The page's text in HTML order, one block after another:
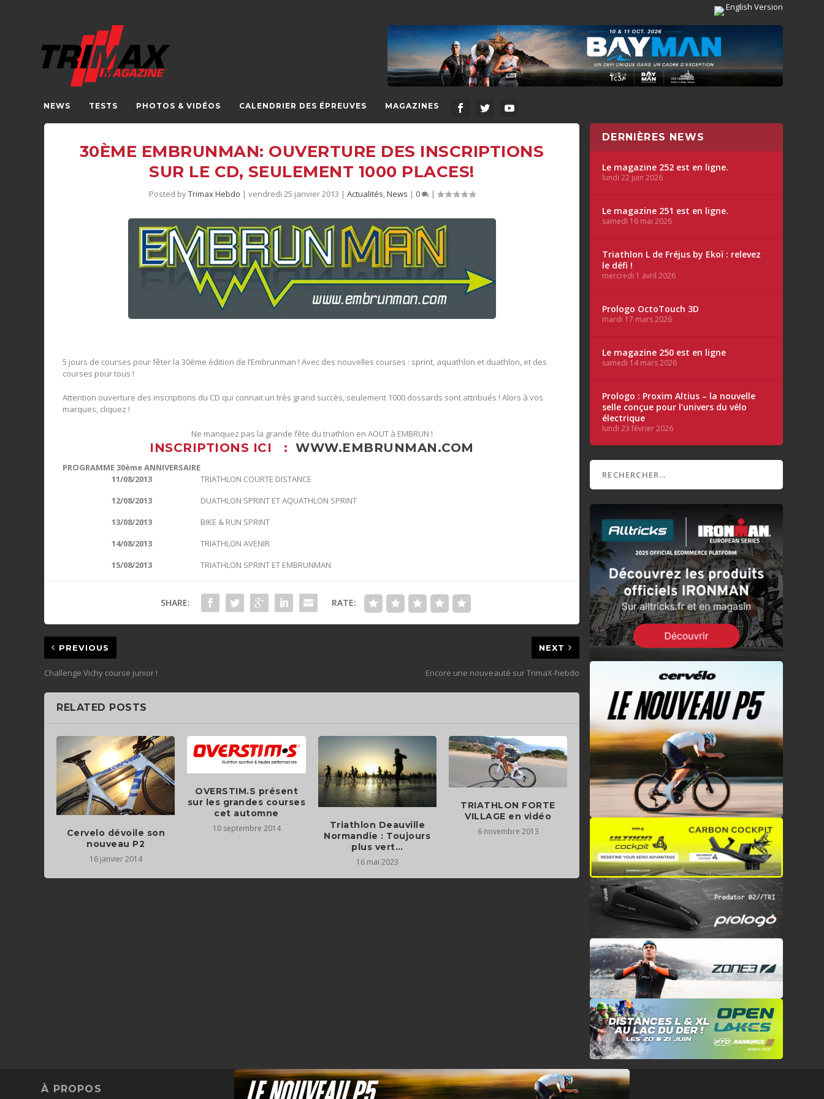
English Version
NEWS TESTS PHOTOS & VIDÉOS CALENDRIER DES ÉPREUVES MAGAZINES
30ÈME EMBRUNMAN: OUVERTURE DES INSCRIPTIONS
SUR LE CD, SEULEMENT 1000 PLACES!
Posted byTrimax Hebdo | vendredi 25 janvier 2013 | Actualités,News | 0 |
5 jours de courses pour fêter la 30ème édition de l’Embrunman ! Avec des nouvelles courses : sprint, aquathlon et duathlon, et des
courses pour tous !
Attention ouverture des inscriptions du CD qui connait un très grand succès, seulement 1000 dossards sont attribués ! Alors à vos
marques, cliquez !
Ne manquez pas la grande fête du triathlon en AOUT à EMBRUN !
INSCRIPTIONS ICI :WWW.EMBRUNMAN.COM
PROGRAMME 30ème ANNIVERSAIRE
11/08/2013
TRIATHLON COURTE DISTANCE
12/08/2013
DUATHLON SPRINT ET AQUATHLON SPRINT
13/08/2013
BIKE & RUN SPRINT
14/08/2013
TRIATHLON AVENIR
15/08/2013
TRIATHLON SPRINT ET EMBRUNMAN
SHARE: RATE:
PREVIOUS
Challenge Vichy course junior !
NEXT
Encore une nouveauté sur TrimaX-hebdo
RELATED POSTS
Cervelo dévoile son
nouveau P2
16 janvier 2014
OVERSTIM.S présent
sur les grandes courses
cet automne
10 septembre 2014
Triathlon Deauville
Normandie : Toujours
plus vert…
16 mai 2023
TRIATHLON FORTE
VILLAGE en vidéo
6 novembre 2013
DERNIÈRES NEWS
Le magazine 252 est en ligne.
lundi 22 juin 2026
Le magazine 251 est en ligne.
samedi 16 mai 2026
Triathlon L de Fréjus by Ekoï : relevez
le défi !
mercredi 1 avril 2026
Prologo OctoTouch 3D
mardi 17 mars 2026
Le magazine 250 est en ligne
samedi 14 mars 2026
Prologo : Proxim Altius – la nouvelle
selle conçue pour l’univers du vélo
électrique
lundi 23 février 2026
À PROPOS